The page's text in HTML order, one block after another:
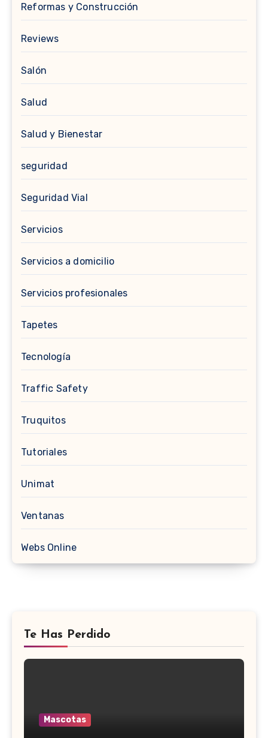
Reformas y Construcción
Reviews
Salón
Salud
Salud y Bienestar
seguridad
Seguridad Vial
Servicios
Servicios a domicilio
Servicios profesionales
Tapetes
Tecnología
Traffic Safety
Truquitos
Tutoriales
Unimat
Ventanas
Webs Online
Te Has Perdido
Mascotas